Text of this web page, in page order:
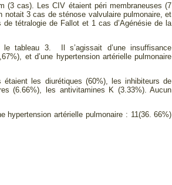
cas). Les CIV étaient péri membraneuses (7
3 cas de sténose valvulaire pulmonaire, et
tétralogie de Fallot et 1 cas d’Agénésie de la
le tableau 3. Il s’agissait d’une insuffisance
et d’une hypertension artérielle pulmonaire
les diurétiques (60%), les inhibiteurs de
(6.66%), les antivitamines K (3.33%). Aucun
hypertension artérielle pulmonaire : 11(36. 66%)